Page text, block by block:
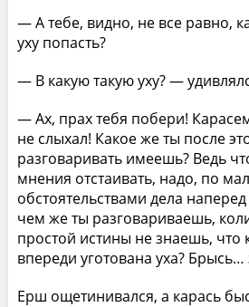
— А тебе, видно, не все равно,
уху попасть?
— В какую такую уху? —
— Ах, прах тебя побери!
не слыхал! Какое же ты после
разговаривать имеешь? Ведь
мнения отстаивать, надо, по
обстоятельствами дела
чем же ты разговариваешь,
простой истины не знаешь, что
впереди уготована уха?
Ерш ощетинивался, а карась